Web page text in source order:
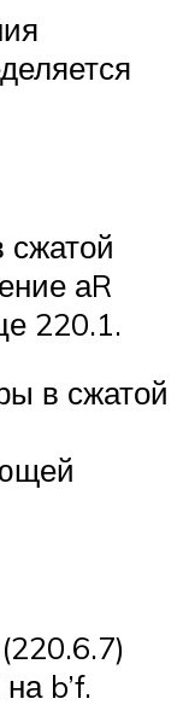
сжатой
аR
220.1.
в сжатой
b’f.